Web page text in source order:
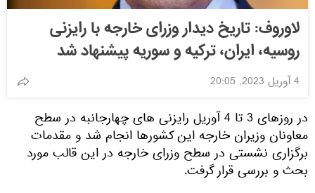
لاوروف: تاریخ‌ دیدار وزرای خارجه با رایزنی‌
روسیه، ایران، ترکیه و سوریه پیشنهاد شد
4 آوریل 2023, 20:05
در روزهای 3 تا 4 آوریل رایزنی های چهارجانبه در سطح
معاونان وزیران خارجه این کشورها انجام شد و مقدمات
برگزاری نشستی در سطح وزرای خارجه در این قالب مورد
بحث و بررسی قرار گرفت.